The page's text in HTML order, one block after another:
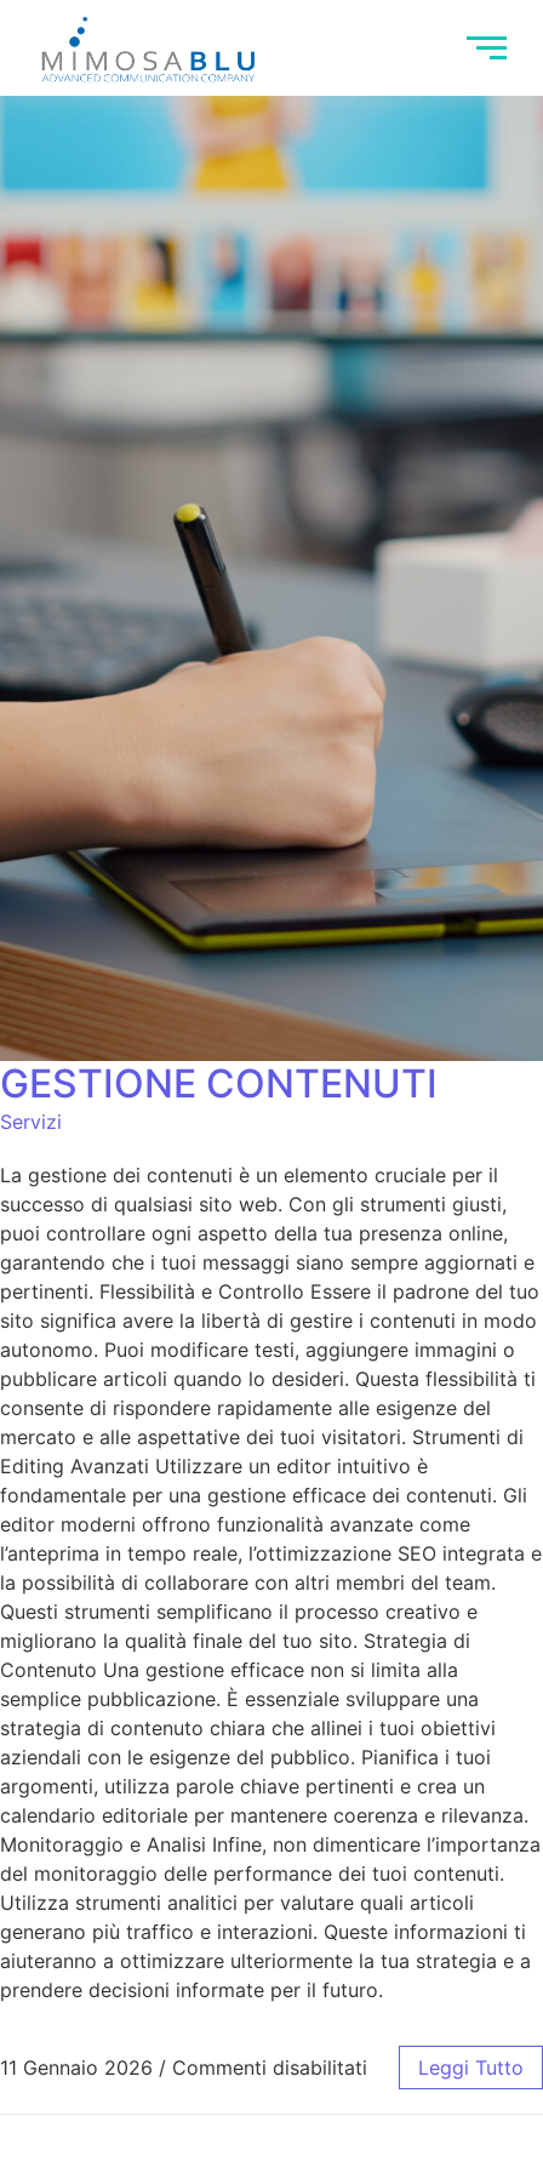
GESTIONE CONTENUTI
Servizi
La gestione dei contenuti è un elemento cruciale per il
successo di qualsiasi sito web. Con gli strumenti giusti,
puoi controllare ogni aspetto della tua presenza online,
garantendo che i tuoi messaggi siano sempre aggiornati e
pertinenti. Flessibilità e Controllo Essere il padrone del tuo
sito significa avere la libertà di gestire i contenuti in modo
autonomo. Puoi modificare testi, aggiungere immagini o
pubblicare articoli quando lo desideri. Questa flessibilità ti
consente di rispondere rapidamente alle esigenze del
mercato e alle aspettative dei tuoi visitatori. Strumenti di
Editing Avanzati Utilizzare un editor intuitivo è
fondamentale per una gestione efficace dei contenuti. Gli
editor moderni offrono funzionalità avanzate come
l’anteprima in tempo reale, l’ottimizzazione SEO integrata e
la possibilità di collaborare con altri membri del team.
Questi strumenti semplificano il processo creativo e
migliorano la qualità finale del tuo sito. Strategia di
Contenuto Una gestione efficace non si limita alla
semplice pubblicazione. È essenziale sviluppare una
strategia di contenuto chiara che allinei i tuoi obiettivi
aziendali con le esigenze del pubblico. Pianifica i tuoi
argomenti, utilizza parole chiave pertinenti e crea un
calendario editoriale per mantenere coerenza e rilevanza.
Monitoraggio e Analisi Infine, non dimenticare l’importanza
del monitoraggio delle performance dei tuoi contenuti.
Utilizza strumenti analitici per valutare quali articoli
generano più traffico e interazioni. Queste informazioni ti
aiuteranno a ottimizzare ulteriormente la tua strategia e a
prendere decisioni informate per il futuro.
11 Gennaio 2026 / Commenti disabilitati Leggi Tutto